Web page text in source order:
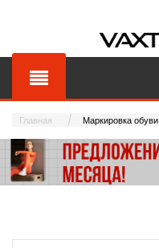
Главная Маркировка обуви